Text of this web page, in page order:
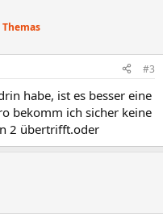
#3
habe, ist es besser eine
bekomm ich sicher keine
2 übertrifft.oder